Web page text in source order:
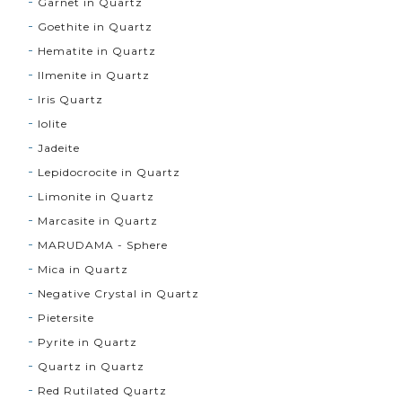
Goethite in Quartz
Hematite in Quartz
Ilmenite in Quartz
Iris Quartz
Iolite
Jadeite
Lepidocrocite in Quartz
Limonite in Quartz
Marcasite in Quartz
MARUDAMA - Sphere
Mica in Quartz
Negative Crystal in Quartz
Pietersite
Pyrite in Quartz
Quartz in Quartz
Red Rutilated Quartz